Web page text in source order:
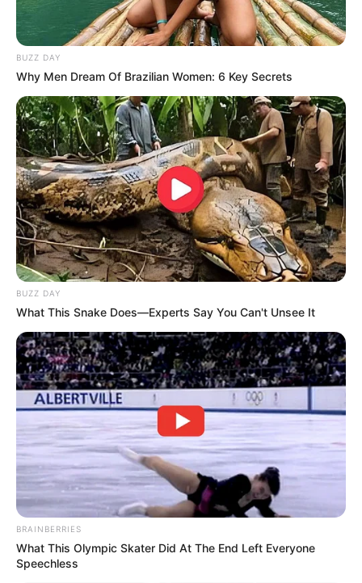
(foto: instagram/farahdibaferreira)
4. Dalam dress putih udah kayak bidadari jatuh dari surga
BUZZ DAY
Why Men Dream Of Brazilian Women: 6 Key Secrets
BUZZ DAY
What This Snake Does—Experts Say You Can't Unsee It
BRAINBERRIES
What This Olympic Skater Did At The End Left Everyone
Speechless